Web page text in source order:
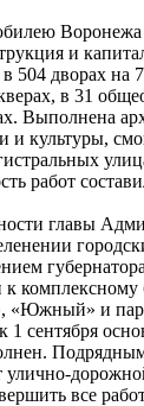
Воронежа
и
504 дворах на
в 31
Выполнена
и культуры,
работ
главы
комплексному
«Южный» и
1 сентября
все